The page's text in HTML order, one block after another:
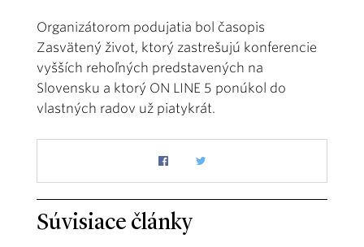
Organizátorom podujatia bol časopis
Zasvätený život, ktorý zastrešujú konferencie
vyšších rehoľných predstavených na
Slovensku a ktorý ON LINE 5 ponúkol do
vlastných radov už piatykrát.
Súvisiace články